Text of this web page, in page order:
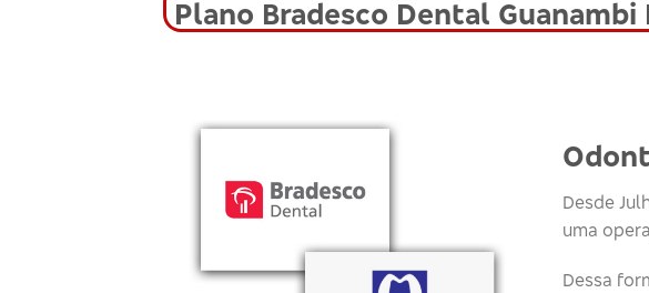
Plano Bradesco Dental Guanambi
Desde
uma
Dessa